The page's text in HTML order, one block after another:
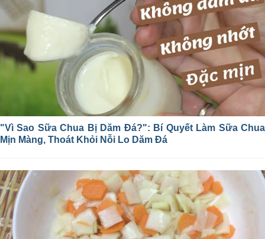
"Vì Sao Sữa Chua Bị Dăm Đá?": Bí Quyết Làm Sữa Chua
Mịn Màng, Thoát Khỏi Nỗi Lo Dăm Đá